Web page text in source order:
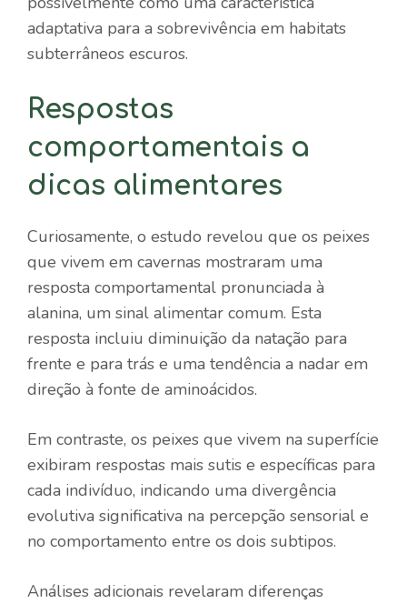
adaptativa para a sobrevivência em habitats
subterrâneos escuros.
Respostas
comportamentais a
dicas alimentares
Curiosamente, o estudo revelou que os peixes
que vivem em cavernas mostraram uma
resposta comportamental pronunciada à
alanina, um sinal alimentar comum. Esta
resposta incluiu diminuição da natação para
frente e para trás e uma tendência a nadar em
direção à fonte de aminoácidos.
Em contraste, os peixes que vivem na superfície
exibiram respostas mais sutis e específicas para
cada indivíduo, indicando uma divergência
evolutiva significativa na percepção sensorial e
no comportamento entre os dois subtipos.
Análises adicionais revelaram diferenças